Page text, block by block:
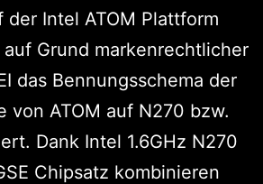
Intel ATOM Plattform
Grund markenrechtlicher
das Bennungsschema der
von ATOM auf N270 bzw.
Dank Intel 1.6GHz N270
Chipsatz kombinieren